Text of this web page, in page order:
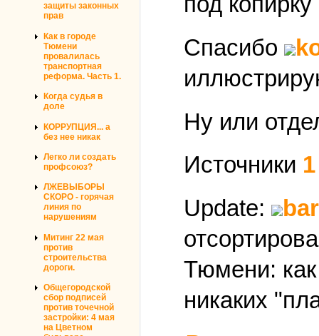
защиты законных
прав
Как в городе
Тюмени
провалилась
транспортная
реформа. Часть 1.
Когда судья в
доле
КОРРУПЦИЯ... а
без нее никак
Легко ли создать
профсоюз?
ЛЖЕВЫБОРЫ
СКОРО - горячая
линия по
нарушениям
Митинг 22 мая
против
строительства
дороги.
Общегородской
сбор подписей
против точечной
застройки: 4 мая
на Цветном
Спасибо
Ну или
Источники 1
Update:
Тюмени:
никаких